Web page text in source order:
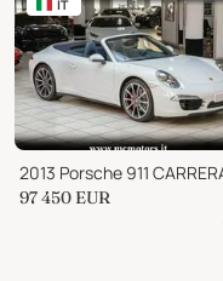
IT
97 450 EUR